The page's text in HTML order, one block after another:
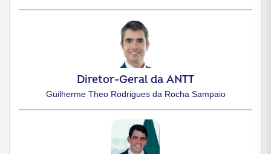
Diretor-Geral da ANTT
Guilherme Theo Rodrigues da Rocha Sampaio